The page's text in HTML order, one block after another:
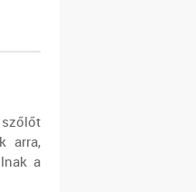
arra,
a